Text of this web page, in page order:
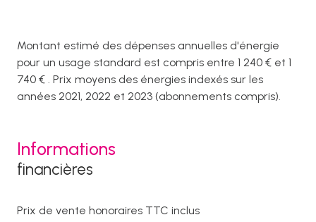
Montant estimé des dépenses annuelles d'énergie
pour un usage standard est compris entre 1 240 € et 1
740 € . Prix moyens des énergies indexés sur les
années 2021, 2022 et 2023 (abonnements compris).
Informations
financières
Prix de vente honoraires TTC inclus